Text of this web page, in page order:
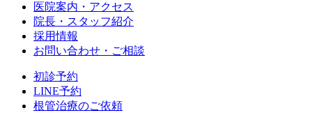
医院案内・アクセス
院長・スタッフ紹介
採用情報
お問い合わせ・ご相談
初診予約
LINE予約
根管治療のご依頼